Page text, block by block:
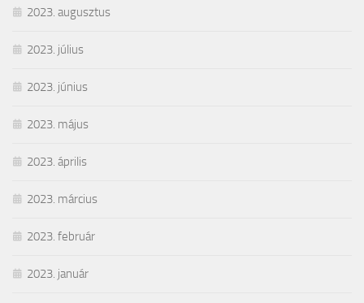
2023. augusztus
2023. július
2023. június
2023. május
2023. április
2023. március
2023. február
2023. január